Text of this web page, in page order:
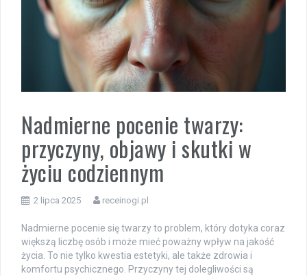
Nadmierne pocenie twarzy:
przyczyny, objawy i skutki w
życiu codziennym
2 lipca 2025 receinogi.pl
Nadmierne pocenie się twarzy to problem, który dotyka coraz
większą liczbę osób i może mieć poważny wpływ na jakość
życia. To nie tylko kwestia estetyki, ale także zdrowia i
komfortu psychicznego. Przyczyny tej dolegliwości są